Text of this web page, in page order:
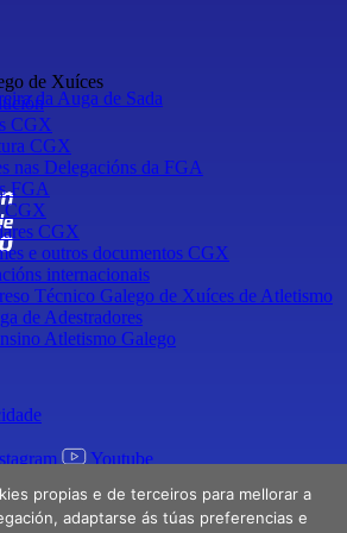
de Xuíces
CGX
CGX
nas Delegacións da FGA
FGA
CGX
CGX
e outros documentos CGX
internacionais
Técnico Galego de Xuíces de Atletismo
de Adestradores
Atletismo Galego
Honorario
da Auga de Sada
Youtube
propias e de terceiros para mellorar a
adaptarse ás túas preferencias e